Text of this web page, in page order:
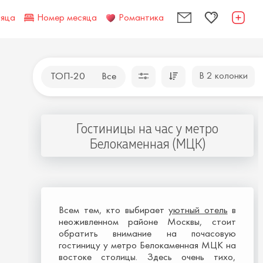
Номер месяца Романтика
ТОП-20 Все В 2 колонки
Гостиницы на час у метро
Белокаменная (МЦК)
Всем тем, кто выбирает уютный отель в
неоживленном районе Москвы, стоит
обратить внимание на почасовую
гостиницу у метро Белокаменная МЦК на
востоке столицы. Здесь очень тихо,